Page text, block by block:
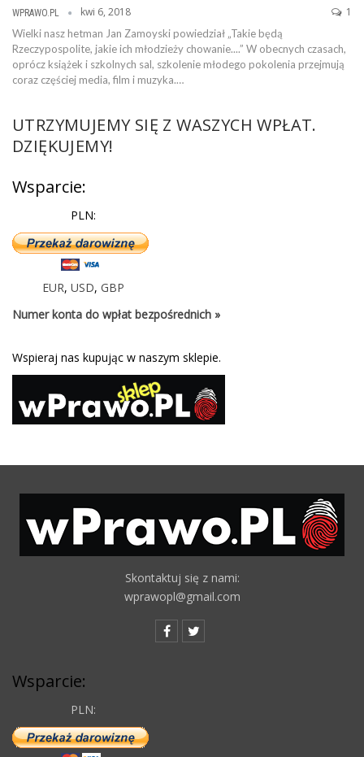
WPRAWO.PL kwi 6, 2018 1
Wielki nasz hetman Jan Zamoyski powiedział „Takie będą
Rzeczypospolite, jakie ich młodzieży chowanie....” W obecnych czasach,
oprócz książek i szkolnych sal, szkolenie młodego pokolenia przejmują
coraz częściej media, film i muzyka.…
UTRZYMUJEMY SIĘ Z WASZYCH WPŁAT.
DZIĘKUJEMY!
Wsparcie:
PLN:
EUR, USD, GBP
Numer konta do wpłat bezpośrednich »
Wspieraj nas kupując w naszym sklepie.
Skontaktuj się z nami:
wprawopl@gmail.com
Wsparcie:
PLN: